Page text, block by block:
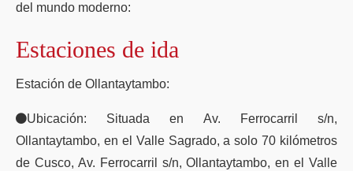
del mundo moderno:
Estaciones de ida
Estación de Ollantaytambo:
Ubicación: Situada en Av. Ferrocarril s/n,
Ollantaytambo, en el Valle Sagrado, a solo 70 kilómetros
de Cusco, Av. Ferrocarril s/n, Ollantaytambo, en el Valle